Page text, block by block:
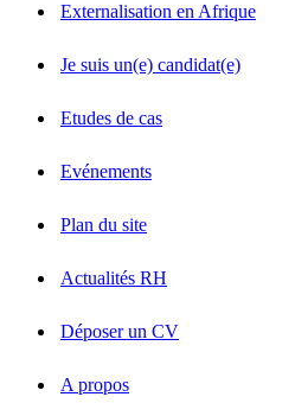
Externalisation en Afrique
Je suis un(e) candidat(e)
Etudes de cas
Evénements
Plan du site
Actualités RH
Déposer un CV
A propos